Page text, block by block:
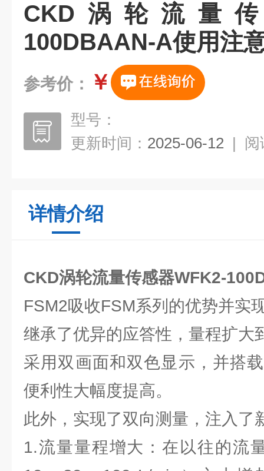
CKD涡轮流量传
100DBAAN-A使用注
参考价： ￥
型号：
更新时间： 2025-06-12 | 阅
详情介绍
CKD涡轮流量传感器WFK2-
FSM2吸收FSM系列的优势并实
继承了优异的应答性，量程扩大
采用双画面和双色显示，并搭
便利性大幅度提高。
此外，实现了双向测量，注入了
1.流量量程增大：在以往的流